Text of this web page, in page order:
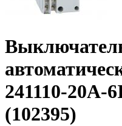
241110-20А-
(102395)